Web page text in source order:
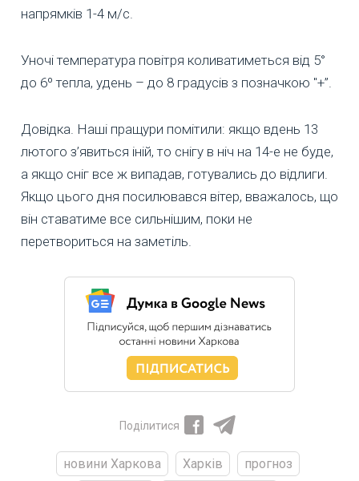
напрямків 1-4 м/с.
Уночі температура повітря коливатиметься від 5°
до 6º тепла, удень – до 8 градусів з позначкою "+”.
Довідка. Наші пращури помітили: якщо вдень 13
лютого з’явиться іній, то снігу в ніч на 14-е не буде,
а якщо сніг все ж випадав, готувались до відлиги.
Якщо цього дня посилювався вітер, вважалось, що
він ставатиме все сильнішим, поки не
перетвориться на заметіль.
Поділитися
новини Харкова Харків
прогноз